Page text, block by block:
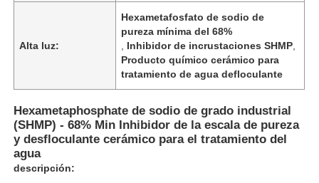
Alta luz:
Hexametafosfato de sodio de
pureza mínima del 68%
Inhibidor de incrustaciones SHMP
Producto químico cerámico para
tratamiento de agua defloculante
Hexametaphosphate de sodio de grado industrial
(SHMP) - 68% Min Inhibidor de la escala de pureza
y desfloculante cerámico para el tratamiento del
agua
descripción: